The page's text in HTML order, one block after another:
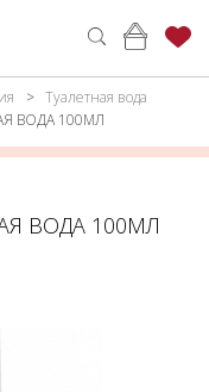
Туалетная вода
ВОДА 100МЛ
ВОДА 100МЛ